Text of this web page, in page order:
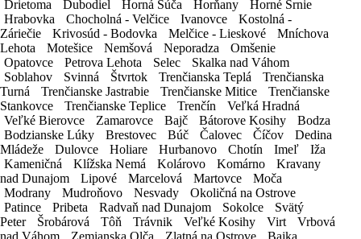
Drietoma
Dubodiel Horná Súča Horňany
Horné Srnie
Hrabovka
Chocholná - Velčice Ivanovce
Kostolná -
Záriečie
Krivosúd - Bodovka Melčice - Lieskové
Mníchova
Lehota
Motešice Nemšová Neporadza
Omšenie
Opatovce
Petrova Lehota Selec
Skalka nad Váhom
Soblahov
Svinná Štvrtok Trenčianska Teplá
Trenčianska
Turná
Trenčianske Jastrabie Trenčianske Mitice
Trenčianske
Stankovce
Trenčianske Teplice Trenčín
Veľká Hradná
Veľké Bierovce
Zamarovce Bajč Bátorove Kosihy
Bodza
Bodzianske Lúky
Brestovec Búč Čalovec Číčov
Dedina
Mládeže
Dulovce Holiare Hurbanovo Chotín Imeľ
Iža
Kameničná
Klížska Nemá Kolárovo Komárno
Kravany
nad Dunajom
Lipové Marcelová Martovce
Moča
Modrany
Mudroňovo Nesvady
Okoličná na Ostrove
Patince
Pribeta Radvaň nad Dunajom Sokolce
Svätý
Peter
Šrobárová Tôň Trávnik Veľké Kosihy Virt
Vrbová
nad Váhom
Zemianska Olča Zlatná na Ostrove Bajka
Drietoma
Dubodiel Horná Súča Horňany
Horné Srnie
Hrabovka
Chocholná - Velčice Ivanovce
Kostolná -
Záriečie
Krivosúd - Bodovka Melčice - Lieskové
Mníchova
Lehota
Motešice Nemšová Neporadza
Omšenie
Opatovce
Petrova Lehota Selec
Skalka nad Váhom
Soblahov
Svinná Štvrtok Trenčianska Teplá
Trenčianska
Turná
Trenčianske Jastrabie Trenčianske Mitice
Trenčianske
Stankovce
Trenčianske Teplice Trenčín
Veľká Hradná
Veľké Bierovce
Zamarovce Bajč Bátorove Kosihy
Bodza
Bodzianske Lúky
Brestovec Búč Čalovec Číčov
Dedina
Mládeže
Dulovce Holiare Hurbanovo Chotín Imeľ
Iža
Kameničná
Klížska Nemá Kolárovo Komárno
Kravany
nad Dunajom
Lipové Marcelová Martovce
Moča
Modrany
Mudroňovo Nesvady
Okoličná na Ostrove
Patince
Pribeta Radvaň nad Dunajom Sokolce
Svätý
Peter
Šrobárová Tôň Trávnik Veľké Kosihy Virt
Vrbová
nad Váhom
Zemianska Olča Zlatná na Ostrove Bajka
Potom nás neváhajte kontaktovať telefonicky alebo e-mailom na
mkcar@mkcar.sk
NAŠE SOCIÁLNE SIETE